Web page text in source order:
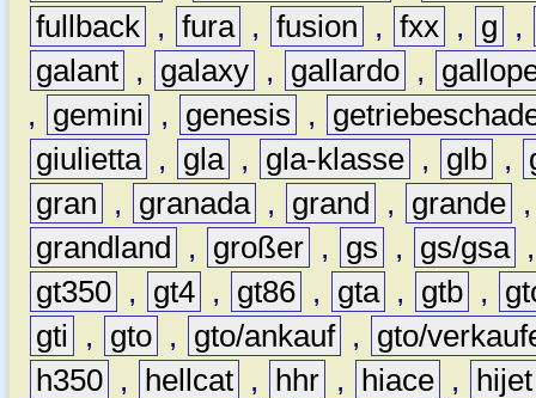
fullback , fura , fusion , fxx , g
,
galant , galaxy , gallardo ,
,
gemini , genesis ,
giulietta , gla , gla-klasse , glb ,
gran
, granada , grand , grande
grandland
, großer , gs , gs/gsa
gt350 , gt4 , gt86 , gta , gtb ,
gti
, gto , gto/ankauf ,
gto/
h350 , hellcat , hhr , hiace ,
hijet